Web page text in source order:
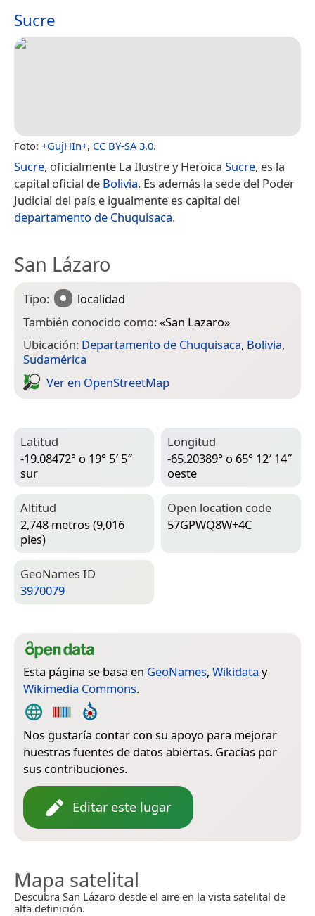
Sucre
Foto: +GujHIn+, CC BY-SA 3.0.
Sucre, oficialmente La Ilustre y Heroica Sucre,​ es la
capital oficial de Bolivia.​​​ Es además la sede del Poder
Judicial del país e igualmente es capital del
departamento de Chuquisaca.
San Lázaro
Tipo:
localidad
También conocido como:«San Lazaro»
Ubicación: Departamento de Chuquisaca, Bolivia,
Sudamérica
Ver en Open­Street­Map
Latitud
-19.08472° o 19° 5′ 5″
sur
Longitud
-65.20389° o 65° 12′ 14″
oeste
Altitud
2,748 metros (9,016
pies)
Open location code
57GPWQ8W+4C
Geo­Names ID
3970079
Esta página se basa en GeoNames, Wikidata y
Wikimedia Commons.
Nos gustaría contar con su apoyo para mejorar
nuestras fuentes de datos abiertas. Gracias por
sus contribuciones.
Editar este lugar
Mapa satelital
Descubra San Lázaro desde el aire en la vista satelital de
alta definición.